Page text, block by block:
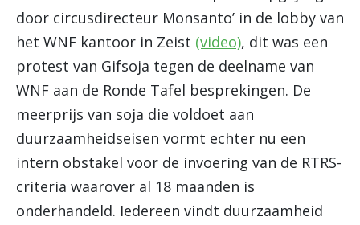
door circusdirecteur Monsanto’ in de lobby van
het WNF kantoor in Zeist (video), dit was een
protest van Gifsoja tegen de deelname van
WNF aan de Ronde Tafel besprekingen. De
meerprijs van soja die voldoet aan
duurzaamheidseisen vormt echter nu een
intern obstakel voor de invoering van de RTRS-
criteria waarover al 18 maanden is
onderhandeld. Iedereen vindt duurzaamheid